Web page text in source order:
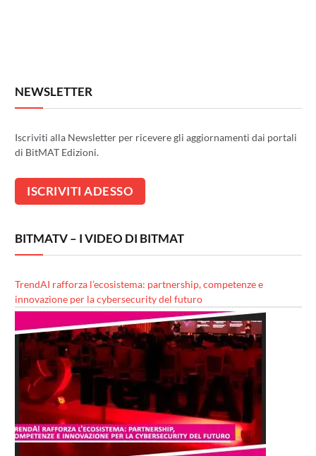
NEWSLETTER
Iscriviti alla Newsletter per ricevere gli aggiornamenti dai portali
di BitMAT Edizioni.
BITMATV – I VIDEO DI BITMAT
TrendAI rafforza l’ecosistema: partnership, competenze e
innovazione per la cybersecurity del futuro